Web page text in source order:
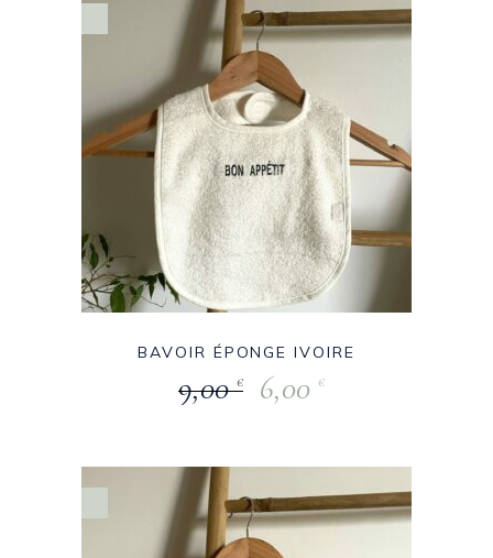
BAVOIR ÉPONGE IVOIRE
9,00€ 6,00 €